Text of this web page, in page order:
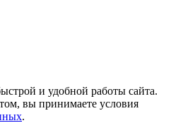
и удобной работы сайта.
вы принимаете условия
.